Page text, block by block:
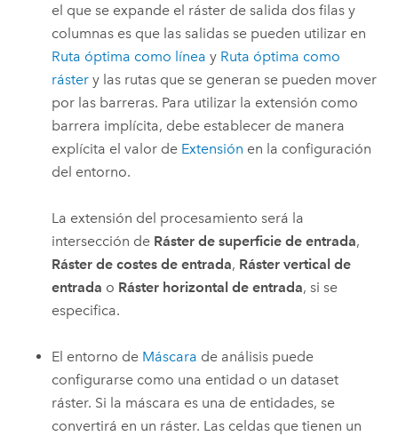
el que se expande el ráster de salida dos filas y
columnas es que las salidas se pueden utilizar en
Ruta óptima como línea y Ruta óptima como
ráster y las rutas que se generan se pueden mover
por las barreras. Para utilizar la extensión como
barrera implícita, debe establecer de manera
explícita el valor de Extensión en la configuración
del entorno.
La extensión del procesamiento será la
intersección de Ráster de superficie de entrada,
Ráster de costes de entrada, Ráster vertical de
entrada o Ráster horizontal de entrada, si se
especifica.
El entorno de Máscara de análisis puede
configurarse como una entidad o un dataset
ráster. Si la máscara es una de entidades, se
convertirá en un ráster. Las celdas que tienen un